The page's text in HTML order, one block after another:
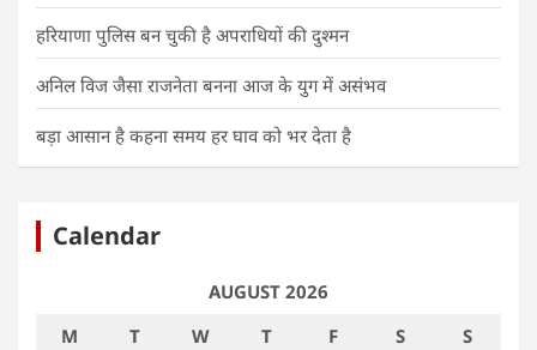
हरियाणा पुलिस बन चुकी है अपराधियों की दुश्मन
अनिल विज जैसा राजनेता बनना आज के युग में असंभव
बड़ा आसान है कहना समय हर घाव को भर देता है
Calendar
AUGUST 2026
M
T W T F S
S